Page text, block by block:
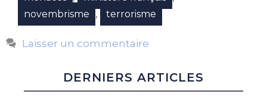
novembrisme , terrorisme
Laisser un commentaire
DERNIERS ARTICLES